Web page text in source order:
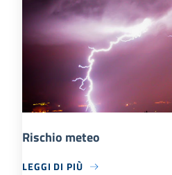
Rischio meteo
LEGGI DI PIÙ